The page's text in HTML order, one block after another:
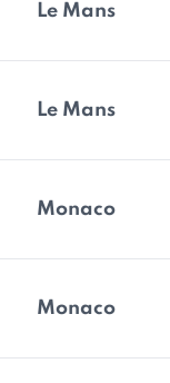
Le Mans
Le Mans
Monaco
Monaco